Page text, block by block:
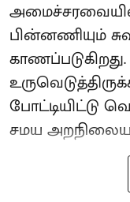
பின்னணியும்
போட்டியிட்டு
சமய